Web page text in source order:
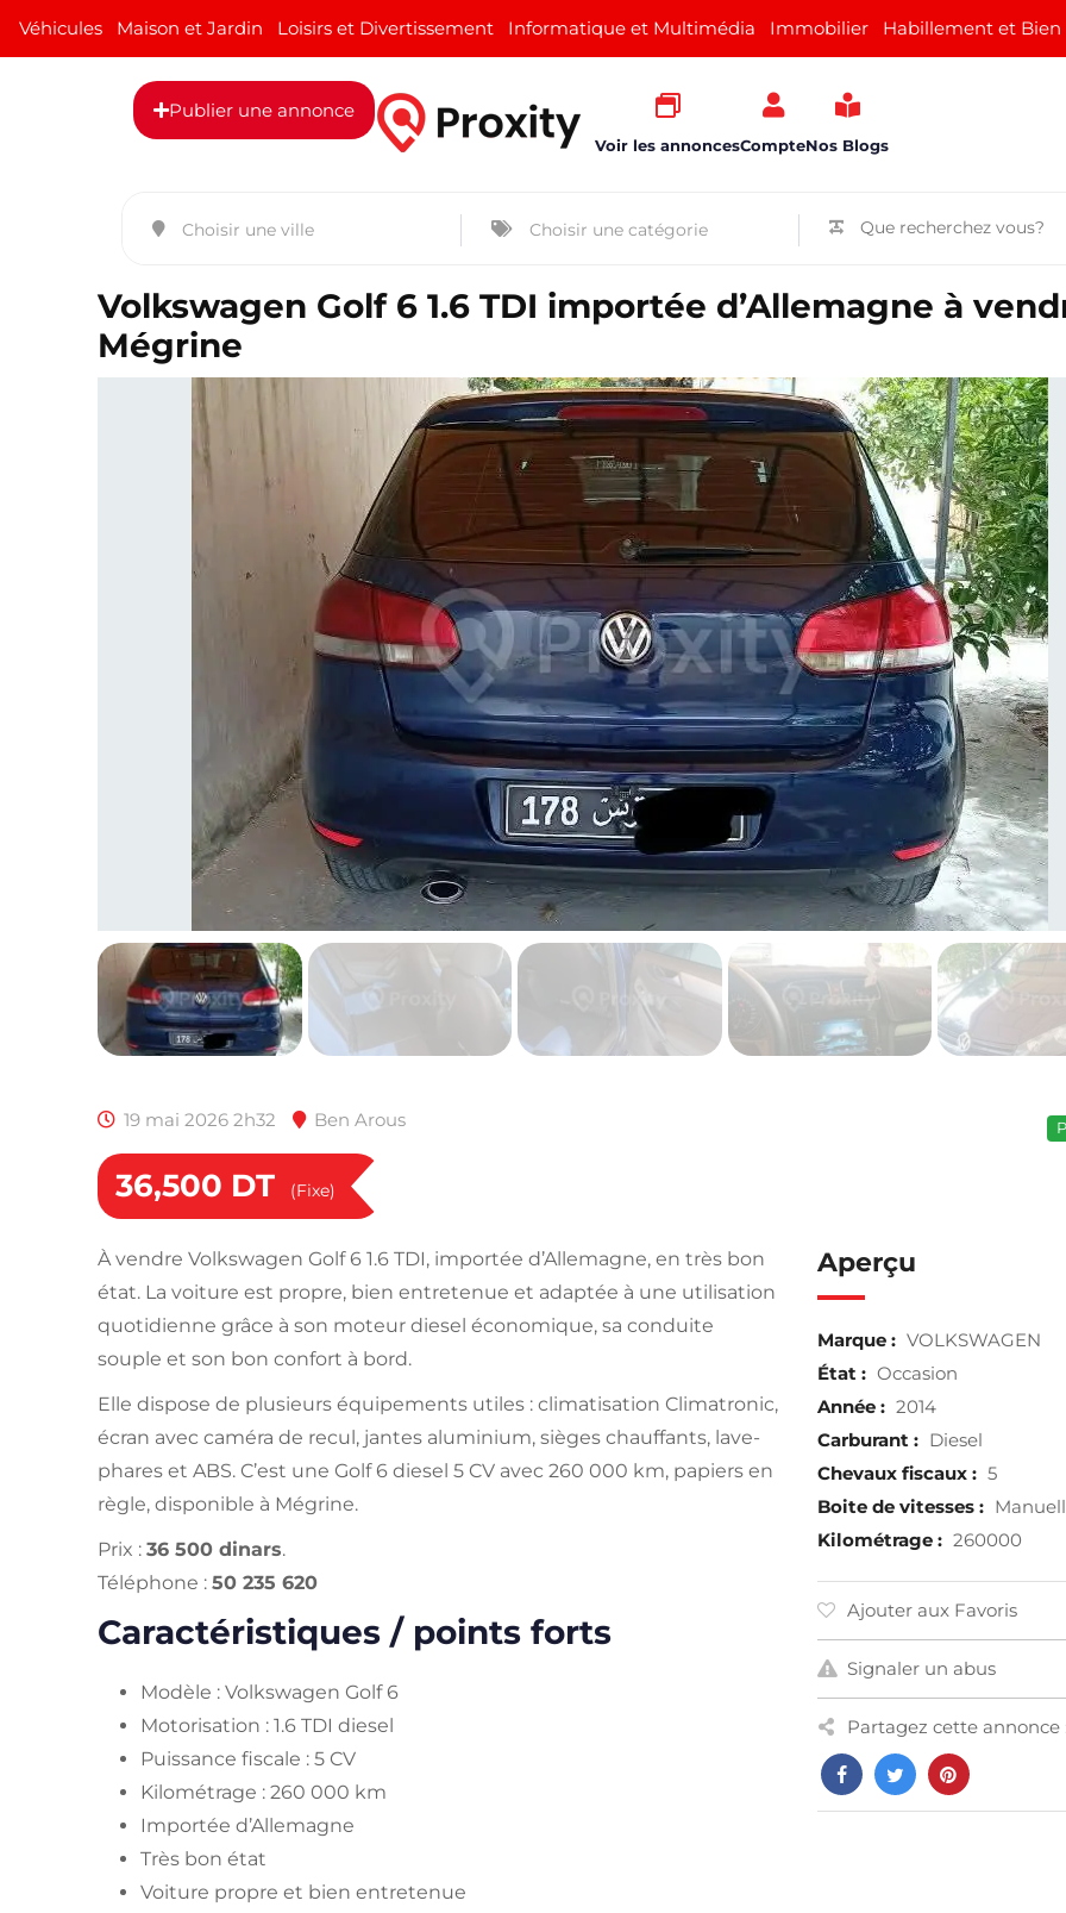
Véhicules Maison et Jardin Loisirs et Divertissement Informatique et Multimédia Immobilier Habillement et Bien
Publier une annonce
Voir les annoncesCompteNos Blogs
Volkswagen Golf 6 1.6 TDI importée d’Allemagne à
Mégrine
19 mai 2026 2h32 Ben Arous
36,500 DT (Fixe)
À vendre Volkswagen Golf 6 1.6 TDI, importée d’Allemagne, en très bon
état. La voiture est propre, bien entretenue et adaptée à une utilisation
quotidienne grâce à son moteur diesel économique, sa conduite
souple et son bon confort à bord.
Elle dispose de plusieurs équipements utiles : climatisation Climatronic,
écran avec caméra de recul, jantes aluminium, sièges chauffants, lave-
phares et ABS. C’est une Golf 6 diesel 5 CV avec 260 000 km, papiers en
règle, disponible à Mégrine.
Prix : 36 500 dinars.
Téléphone : 50 235 620
Caractéristiques / points forts
Modèle : Volkswagen Golf 6
Motorisation : 1.6 TDI diesel
Puissance fiscale : 5 CV
Kilométrage : 260 000 km
Importée d’Allemagne
Très bon état
Voiture propre et bien entretenue
Aperçu
Marque : VOLKSWAGEN
État : Occasion
Année : 2014
Carburant : Diesel
Chevaux fiscaux : 5
Boite de vitesses :
Kilométrage : 260000
Ajouter aux Favoris
Signaler un abus
Partagez cette annonce